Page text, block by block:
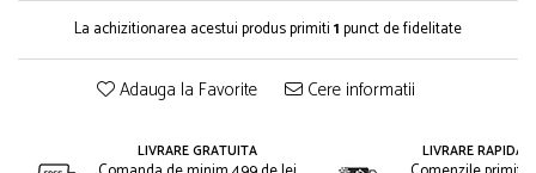
La achizitionarea acestui produs primiti1punct de fidelitate
Adauga la Favorite Cere informatii
LIVRARE GRATUITA LIVRARE RAPIDA